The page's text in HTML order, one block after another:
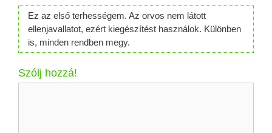
Ez az első terhességem. Az orvos nem látott
ellenjavallatot, ezért kiegészítést használok. Különben
is, minden rendben megy.
Szólj hozzá!